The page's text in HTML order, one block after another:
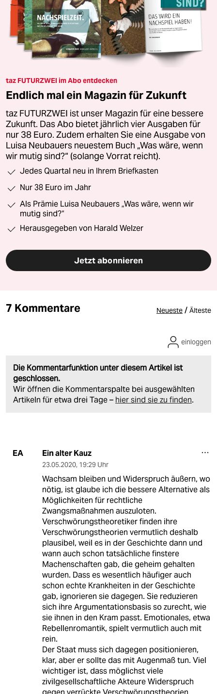
taz FUTURZWEI im Abo entdecken
Endlich mal ein Magazin für Zukunft
taz FUTURZWEI ist unser Magazin für eine bessere
Zukunft. Das Abo bietet jährlich vier Ausgaben für
nur 38 Euro. Zudem erhalten Sie eine Ausgabe von
Luisa Neubauers neuestem Buch „Was wäre, wenn
wir mutig sind?“ (solange Vorrat reicht).
Jedes Quartal neu in Ihrem Briefkasten
Nur 38 Euro im Jahr
Als Prämie Luisa Neubauers „Was wäre, wenn wir
mutig sind?“
Herausgegeben von Harald Welzer
Jetzt abonnieren
7 Kommentare Neueste / Älteste
Die Kommentarfunktion unter diesem Artikel ist
geschlossen.
Wir öffnen die Kommentarspalte bei ausgewählten
Artikeln für etwa drei Tage – hier sind sie zu finden.
einloggen
EA Ein alter Kauz
23.05.2020, 19:29 Uhr
Wachsam bleiben und Widerspruch äußern, wo
nötig, ist glaube ich die bessere Alternative als
Möglichkeiten für rechtliche
Zwangsmaßnahmen auszuloten.
Verschwörungstheoretiker finden ihre
Verschwörungstheorien vermutlich deshalb
plausibel, weil es in der Geschichte dann und
wann auch schon tatsächliche finstere
Machenschaften gab, die geheim gehalten
wurden. Dass es wesentlich häufiger auch
schon echte Krankheiten in der Geschichte
gab, ignorieren sie dagegen. Sie reduzieren
sich ihre Argumentationsbasis so zurecht, wie
sie ihnen in den Kram passt. Emotionales, etwa
Rebellenromantik, spielt vermutlich auch mit
rein.
Der Staat muss sich dagegen positionieren,
klar, aber er sollte das mit Augenmaß tun. Viel
wichtiger ist, dass möglichst viele
zivilgesellschaftliche Akteure Widerspruch